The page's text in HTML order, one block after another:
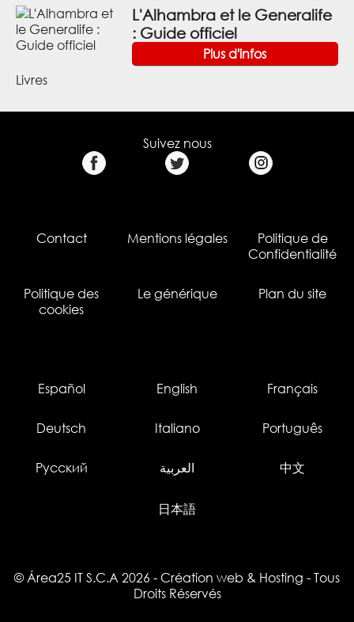
L'Alhambra et le Generalife
: Guide officiel
Plus d'infos
Livres
Suivez nous
Contact Mentions légales
Politique de
Confidentialité
Politique des
cookies
Le générique Plan du site
Español English Français
Deutsch Italiano Português
Русский العربية 中文
日本語
© Área25 IT S.C.A 2026 - Création web & Hosting - Tous
Droits Réservés